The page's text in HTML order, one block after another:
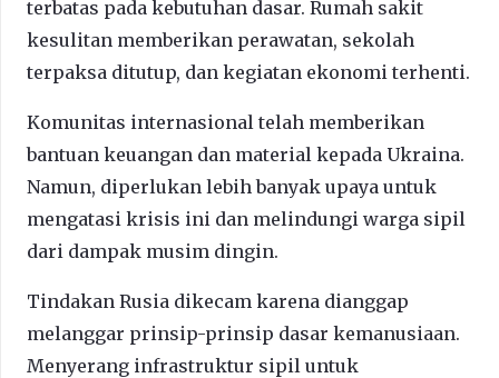
terbatas pada kebutuhan dasar. Rumah sakit
kesulitan memberikan perawatan, sekolah
terpaksa ditutup, dan kegiatan ekonomi terhenti.
Komunitas internasional telah memberikan
bantuan keuangan dan material kepada Ukraina.
Namun, diperlukan lebih banyak upaya untuk
mengatasi krisis ini dan melindungi warga sipil
dari dampak musim dingin.
Tindakan Rusia dikecam karena dianggap
melanggar prinsip-prinsip dasar kemanusiaan.
Menyerang infrastruktur sipil untuk